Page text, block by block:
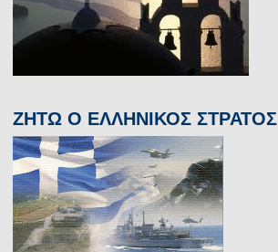
ΖΗΤΩ Ο ΕΛΛΗΝΙΚΟΣ ΣΤΡΑΤΟΣ